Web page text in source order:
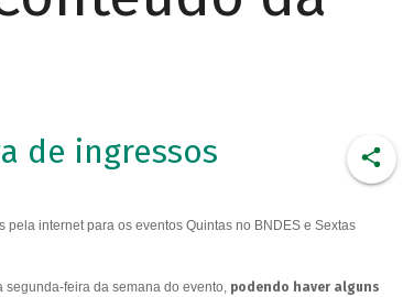
de ingressos
internet para os eventos Quintas no BNDES e Sextas
feira da semana do evento, podendo haver alguns